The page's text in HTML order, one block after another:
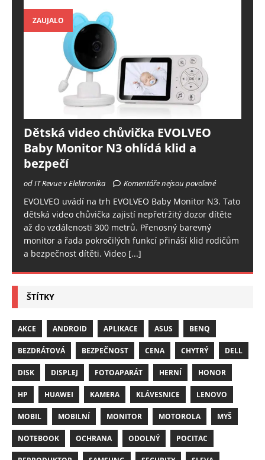
ZAUJALO
Dětská video chůvička EVOLVEO
Baby Monitor N3 ohlídá klid a
bezpečí
od IT Revue v Elektronika Komentáře nejsou povolené
EVOLVEO uvádí na trh EVOLVEO Baby Monitor N3. Tato
dětská video chůvička zajistí nepřetržitý dozor dítěte
až do vzdálenosti 300 metrů. Přenosný barevný
monitor a řada pokročilých funkcí přináší klid rodičům
a bezpečnost dítěti. Video [...]
ŠTÍTKY
AKCE ANDROID APLIKACE ASUS BENQ
BEZDRÁTOVÁ BEZPEČNOST CENA CHYTRÝ DELL
DISK DISPLEJ FOTOAPARÁT HERNÍ HONOR
HP HUAWEI KAMERA KLÁVESNICE LENOVO
MOBIL MOBILNÍ MONITOR MOTOROLA MYŠ
NOTEBOOK OCHRANA ODOLNÝ POCITAC